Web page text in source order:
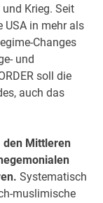
Krieg. Seit
USA in mehr als
Changes
und
soll die
auch das
den Mittleren
Systematisch
muslimische